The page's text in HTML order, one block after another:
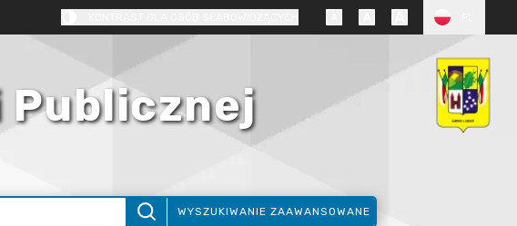
WYSZUKIWANIE ZAAWANSOWANE